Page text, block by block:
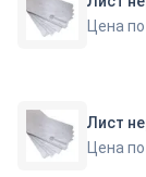
Цена
Цена